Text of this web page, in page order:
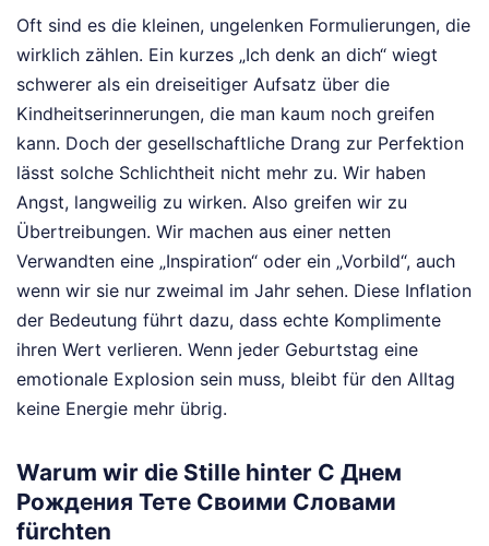
Oft sind es die kleinen, ungelenken Formulierungen, die
wirklich zählen. Ein kurzes „Ich denk an dich“ wiegt
schwerer als ein dreiseitiger Aufsatz über die
Kindheitserinnerungen, die man kaum noch greifen
kann. Doch der gesellschaftliche Drang zur Perfektion
lässt solche Schlichtheit nicht mehr zu. Wir haben
Angst, langweilig zu wirken. Also greifen wir zu
Übertreibungen. Wir machen aus einer netten
Verwandten eine „Inspiration“ oder ein „Vorbild“, auch
wenn wir sie nur zweimal im Jahr sehen. Diese Inflation
der Bedeutung führt dazu, dass echte Komplimente
ihren Wert verlieren. Wenn jeder Geburtstag eine
emotionale Explosion sein muss, bleibt für den Alltag
keine Energie mehr übrig.
Warum wir die Stille hinter С Днем
Рождения Тете Своими Словами
fürchten